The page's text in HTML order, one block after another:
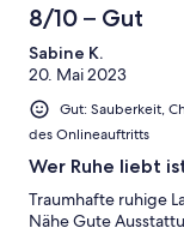
8/10 – Gut
Sabine K.
20. Mai 2023
Gut: Sauberkeit,
des Onlineauftritts
Wer Ruhe liebt
Traumhafte ruhige
Nähe Gute